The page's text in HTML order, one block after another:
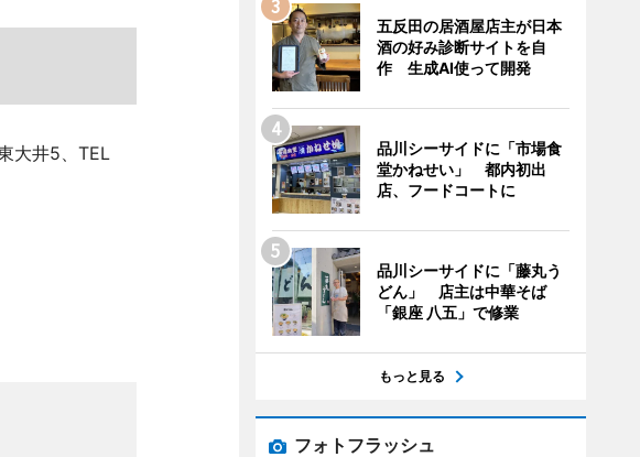
大井5、TEL
五反田の居酒屋店主が日本
酒の好み診断サイトを自
作 生成AI使って開発
品川シーサイドに「市場食
堂かねせい」 都内初出
店、フードコートに
品川シーサイドに「藤丸う
どん」 店主は中華そば
「銀座 八五」で修業
もっと見る
フォトフラッシュ